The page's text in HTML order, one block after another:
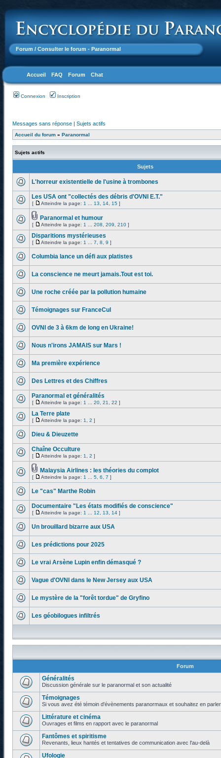
Forum / Consulter le forum - Paranormal
Accueil FAQ Forum Chat
Connexion Inscription
Messages sans réponse | Sujets actifs
Accueil du forum » Paranormal
Sujets actifs
Sujets
L'horreur existentielle de l'usine à trombones
Les USA ont "collectés des débris d'OVNI E.T."
[ Atteindre la page: 1 13 14 15 ]
Paranormal et humour
[ Atteindre la page: 1 208 209 210 ]
Disparitions mystérieuses
[ Atteindre la page: 1 7 8 9 ]
Columbia lance un défi aux platistes
La conscience ne meurt jamais.Tout est toi.
Une roche créée par la pollution humaine
Témoignages sur FranceCul
OVNI de 3 à 6km de long en Ukraine!
Nous n'irons JAMAIS sur Mars !
Ma première expérience
Des Lettres et des Chiffres
Paranormal et généralités
[ Atteindre la page: 1 20 21 22 ]
La Terre plate
[ Atteindre la page: 1 2 ]
Dieu & Dieuzette
Chaîne Occulture
[ Atteindre la page: 1 2 ]
Malaysia Airlines : les théories du complot
[ Atteindre la page: 1 5 6 7 ]
Le "cas" Marthe Robin
Documentaire "Les états modifiés de conscience"
[ Atteindre la page: 1 12 13 14 ]
Un brouillard bizarre aux USA
Les prédictions pour 2025
Le vrai Arsène Lupin enfin démasqué ?
Vague d'OVNI dans le New Jersey aux USA
Le mystère de la "forêt tordue" de Gryfino
Les géobilogues infiltrés
Forum
Généralités
Discussion générale sur le paranormal et son actualité
Témoignages
Si vous avez été témoin d'évènements paranormaux et souhaitez en
Littérature et cinéma
Ouvrages et films en rapport avec le paranormal
Fantômes et spiritisme
Revenants, lieux hantés et tentatives de communication avec l'au-delà
Ufologie